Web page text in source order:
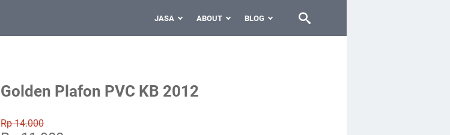
JASA ABOUT BLOG
Golden Plafon PVC KB 2012
Rp 14.000